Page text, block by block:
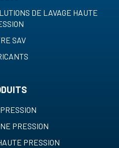
DE LAVAGE HAUTE
SAV
PRESSION
PRESSION